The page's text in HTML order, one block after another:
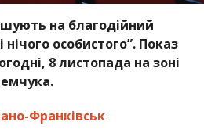
на благодійний
нічого особистого”. Показ
8 листопада на зоні
Франківськ